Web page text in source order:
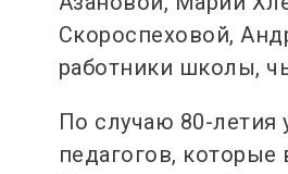
Скороспеховой,
работники школы,
По случаю 80-летия
педагогов,